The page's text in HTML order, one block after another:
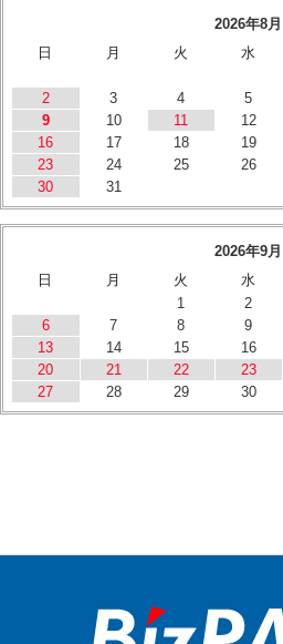
2026年8月
日
月 火 水
2
3 4 5
9
10 11 12
16
17 18 19
23
24 25 26
30
31
2026年9月
日
月 火 水
1
2
6
7 8 9
13
14 15 16
20
21 22 23
27
28 29 30